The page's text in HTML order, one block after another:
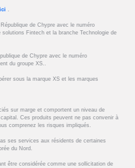
.
de Chypre avec le numéro
Fintech et la branche Technologie de
de Chypre avec le numéro
du groupe XS..
sous la marque XS et les marques
sur marge et comportent un niveau de
Ces produits peuvent ne pas convenir à
comprenez les risques impliqués.
ses services aux résidents de certaines
du Nord.
être considérée comme une sollicitation de